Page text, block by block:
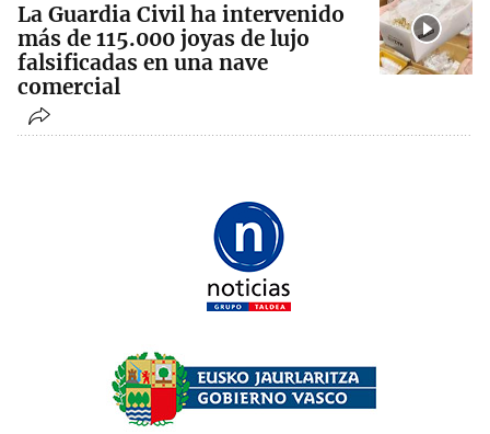
La Guardia Civil ha intervenido
más de 115.000 joyas de lujo
falsificadas en una nave
comercial